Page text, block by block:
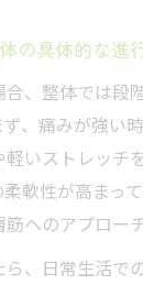
の具体的な進
、整体では段
、痛みが強い
いストレッチ
軟性が高まっ
へのアプロー
、日常生活で